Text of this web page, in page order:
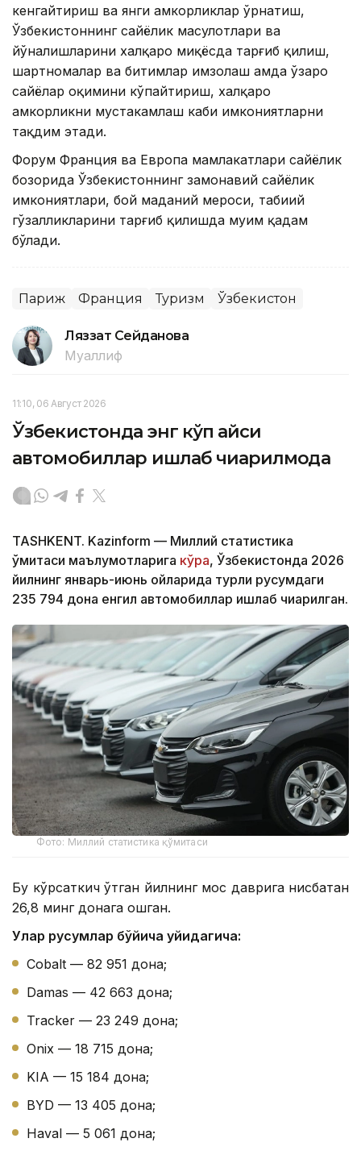
кенгайтириш ва янги ҳамкорликлар ўрнатиш,
Ўзбекистоннинг сайёҳлик маҳсулотлари ва
йўналишларини халқаро миқёсда тарғиб қилиш,
шартномалар ва битимлар имзолаш ҳамда ўзаро
сайёҳлар оқимини кўпайтириш, халқаро
ҳамкорликни мустаҳкамлаш каби имкониятларни
тақдим этади.
Форум Франция ва Европа мамлакатлари сайёҳлик
бозорида Ўзбекистоннинг замонавий сайёҳлик
имкониятлари, бой маданий мероси, табиий
гўзалликларини тарғиб қилишда муҳим қадам
бўлади.
Париж Франция Туризм Ўзбекистон
Ляззат Сейданова
Муаллиф
11:10, 06 Август 2026
Ўзбекистонда энг кўп қайси
автомобиллар ишлаб чиқарилмоқда
TASHKENT. Kazinform — Миллий статистика
қўмитаси маълумотларига кўра, Ўзбекистонда 2026
йилнинг январь-июнь ойларида турли русумдаги
235 794 дона енгил автомобиллар ишлаб чиқарилган.
Фото: Миллий статистика қўмитаси
Бу кўрсаткич ўтган йилнинг мос даврига нисбатан
26,8 минг донага ошган.
Улар русумлар бўйича қуйидагича:
Cobalt — 82 951 дона;
Damas — 42 663 дона;
Tracker — 23 249 дона;
Onix — 18 715 дона;
KIA — 15 184 дона;
BYD — 13 405 дона;
Haval — 5 061 дона;